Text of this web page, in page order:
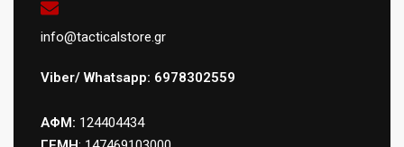
info@tacticalstore.gr
Viber/ Whatsapp: 6978302559
ΑΦΜ: 124404434